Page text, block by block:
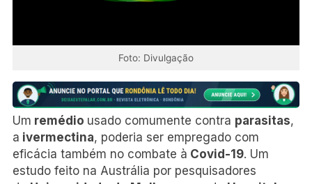
Foto: Divulgação
Um remédio usado comumente contra parasitas,
a ivermectina, poderia ser empregado com
eficácia também no combate à Covid-19. Um
estudo feito na Austrália por pesquisadores